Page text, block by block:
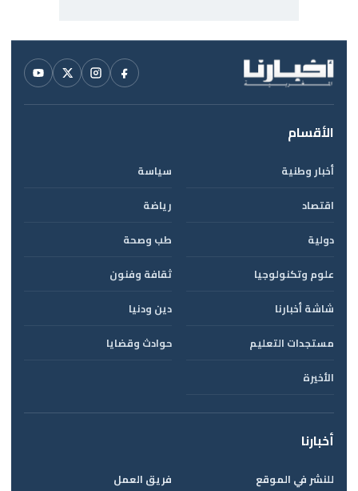
الأقسام
أخبار وطنية
سياسة
اقتصاد
رياضة
دولية
طب وصحة
علوم وتكنولوجيا
ثقافة وفنون
شاشة أخبارنا
دين ودنيا
مستجدات التعليم
حوادث وقضايا
الأخيرة
أخبارنا
للنشر في الموقع
فريق العمل